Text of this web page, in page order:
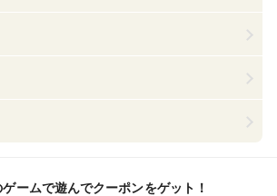
ームで遊んでクーポンをゲット！